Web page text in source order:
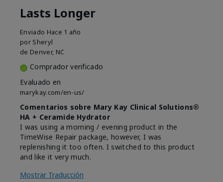
Lasts Longer
Enviado Hace 1 año
por Sheryl
de Denver, NC
Comprador verificado
Evaluado en
marykay.com/en-us/
Comentarios sobre Mary Kay Clinical Solutions®
HA + Ceramide Hydrator
I was using a morning / evening product in the
TimeWise Repair package, however, I was
replenishing it too often. I switched to this product
and like it very much.
Mostrar Traducción